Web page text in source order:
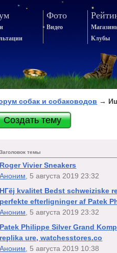
Фото
Видео
Клубы
собак и собаководов →
Создать тему
Заголовок темы
Roger Vivier Sneakers
Аноним , 5 августа 2019 23:32
HГёj kvalitet Bedst schweiziske
perfekte efterligninger af Patek
Аноним , 5 августа 2019 23:32
Patek Philippe Silver Grand
replika ure, watchesstores.co
Аноним , 5 августа 2019 10:38